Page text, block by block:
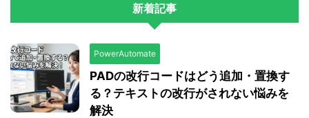
新着記事
PowerAutomate
PADの改行コードはどう追加・置換す
る？テキストの改行がされない悩みを
解決